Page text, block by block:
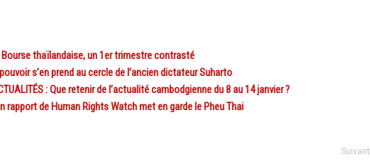
Bourse thaïlandaise, un 1er trimestre contrasté
pouvoir s’en prend au cercle de l’ancien dictateur Suharto
: Que retenir de l’actualité cambodgienne du 8 au 14 janvier ?
rapport de Human Rights Watch met en garde le Pheu Thai
Suivant